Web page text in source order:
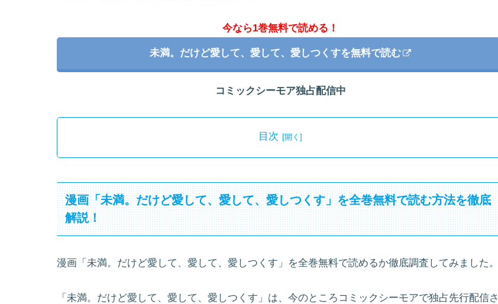
今なら1巻無料で読める！
未満。だけど愛して、愛して、愛しつくすを無料で読む
コミックシーモア独占配信中
目次
漫画「未満。だけど愛して、愛して、愛しつくす」を全巻無料で読む方法を徹底
解説！
漫画「未満。だけど愛して、愛して、愛しつくす」を全巻無料で読めるか徹底調査してみました。
「未満。だけど愛して、愛して、愛しつくす」は、今のところコミックシーモアで独占先行配信さ